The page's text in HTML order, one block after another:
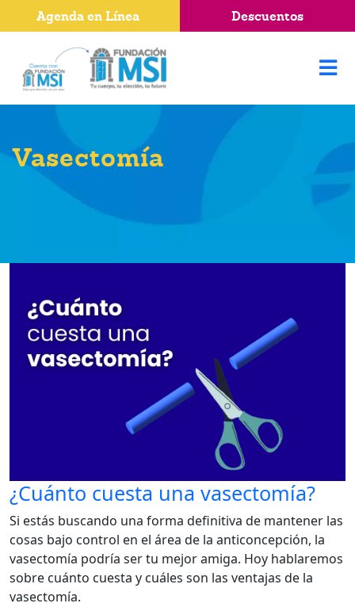
Vasectomía
¿Cuánto cuesta una vasectomía?
Si estás buscando una forma definitiva de mantener las
cosas bajo control en el área de la anticoncepción, la
vasectomía podría ser tu mejor amiga. Hoy hablaremos
sobre cuánto cuesta y cuáles son las ventajas de la
vasectomía.
Agenda en Línea Descuentos